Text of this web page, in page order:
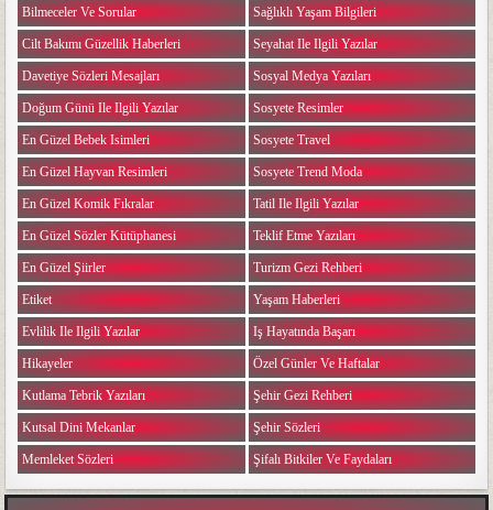
Bilmeceler Ve Sorular
Cilt Bakımı Güzellik Haberleri
Davetiye Sözleri Mesajları
Doğum Günü Ile Ilgili Yazılar
En Güzel Bebek Isimleri
En Güzel Hayvan Resimleri
En Güzel Komik Fıkralar
En Güzel Sözler Kütüphanesi
En Güzel Şiirler
Etiket
Evlilik Ile Ilgili Yazılar
Hikayeler
Kutlama Tebrik Yazıları
Kutsal Dini Mekanlar
Memleket Sözleri
Sağlıklı Yaşam Bilgileri
Seyahat Ile Ilgili Yazılar
Sosyal Medya Yazıları
Sosyete Resimler
Sosyete Travel
Sosyete Trend Moda
Tatil Ile Ilgili Yazılar
Teklif Etme Yazıları
Turizm Gezi Rehberi
Yaşam Haberleri
Iş Hayatında Başarı
Özel Günler Ve Haftalar
Şehir Gezi Rehberi
Şehir Sözleri
Şifalı Bitkiler Ve Faydaları